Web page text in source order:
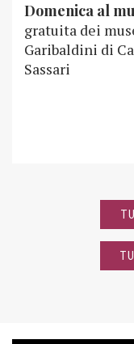
Domenica al
gratuita dei
Garibaldini di
Sassari